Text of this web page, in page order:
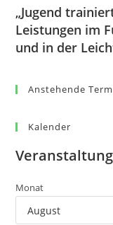
„Jugend
Leistungen im
und in der
Anstehende
Kalender
Monat